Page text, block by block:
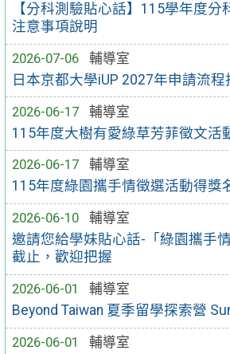
【分科測驗貼心話】115學年度分
注意事項說明
2026-07-06
輔導室
日本京都大學iUP 2027年申請流程
2026-06-17
輔導室
115年度大樹有愛綠草芳菲徵文活
2026-06-17
輔導室
115年度綠園攜手情徵選活動得獎
2026-06-10
輔導室
邀請您給學妹貼心話-「綠園攜手
截止，歡迎把握
2026-06-01
輔導室
Beyond Taiwan 夏季留學探索營
2026-06-01
輔導室